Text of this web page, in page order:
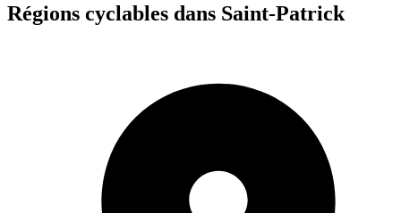
Régions cyclables dans Saint-Patrick